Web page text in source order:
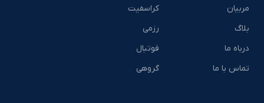
مربیان
بلاگ
درباه ما
تماس با ما
کراسفیت
رزمی
فوتبال
گروهی